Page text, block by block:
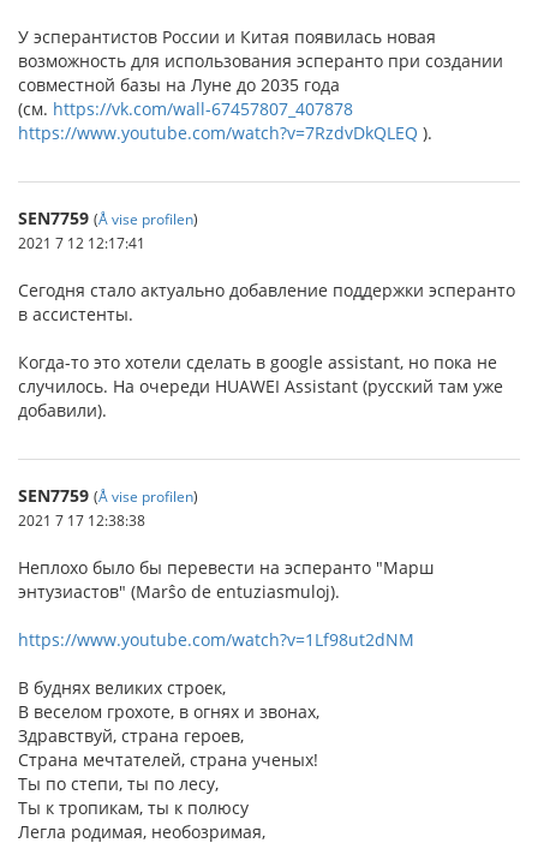
У эсперантистов России и Китая появилась новая
возможность для использования эсперанто при создании
совместной базы на Луне до 2035 года
(см. https://vk.com/wall-67457807_407878
https://www.youtube.com/watch?v=7RzdvDkQLEQ ).
SEN7759 (Å vise profilen)
2021 7 12 12:17:41
Сегодня стало актуально добавление поддержки эсперанто
в ассистенты.
Когда-то это хотели сделать в google assistant, но пока не
случилось. На очереди HUAWEI Assistant (русский там уже
добавили).
SEN7759 (Å vise profilen)
2021 7 17 12:38:38
Неплохо было бы перевести на эсперанто "Марш
энтузиастов" (Marŝo de entuziasmuloj).
https://www.youtube.com/watch?v=1Lf98ut2dNM
В буднях великих строек,
В веселом грохоте, в огнях и звонах,
Здравствуй, страна героев,
Страна мечтателей, страна ученых!
Ты по степи, ты по лесу,
Ты к тропикам, ты к полюсу
Легла родимая, необозримая,